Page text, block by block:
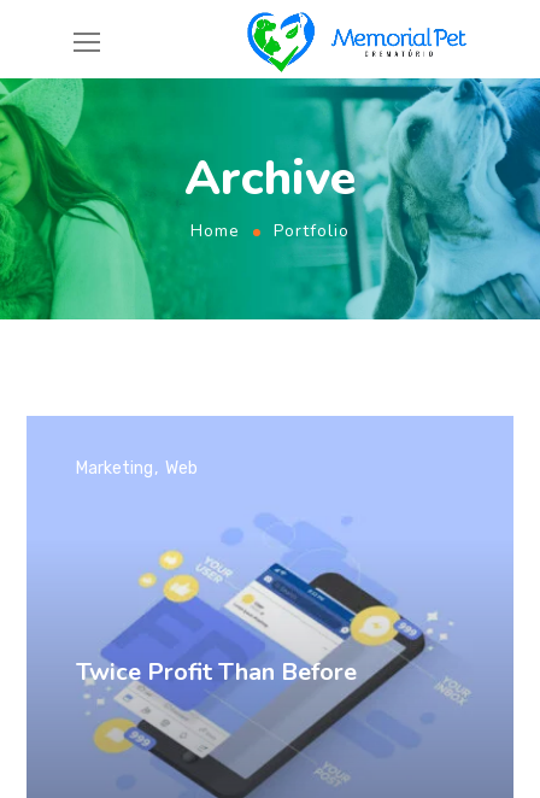
Archive
Home Portfolio
Twice Profit Than Before
Marketing Web